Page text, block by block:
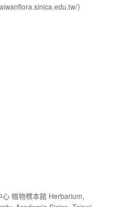
）
植物標本館 Herbarium,